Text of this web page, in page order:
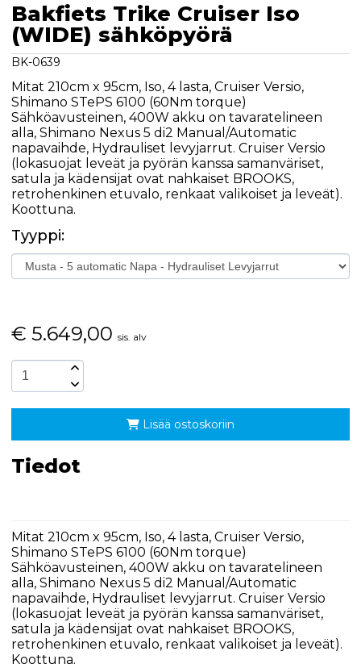
Bakfiets Trike Cruiser Iso
(WIDE) sähköpyörä
BK-0639
Mitat 210cm x 95cm, Iso, 4 lasta, Cruiser Versio,
Shimano STePS 6100 (60Nm torque)
Sähköavusteinen, 400W akku on tavaratelineen
alla, Shimano Nexus 5 di2 Manual/Automatic
napavaihde, Hydrauliset levyjarrut. Cruiser Versio
(lokasuojat leveät ja pyörän kanssa samanväriset,
satula ja kädensijat ovat nahkaiset BROOKS,
retrohenkinen etuvalo, renkaat valikoiset ja leveät).
Koottuna.
Tyyppi:
€ 5.649,00 sis. alv
Lisää ostoskoriin
Tiedot
Mitat 210cm x 95cm, Iso, 4 lasta, Cruiser Versio,
Shimano STePS 6100 (60Nm torque)
Sähköavusteinen, 400W akku on tavaratelineen
alla, Shimano Nexus 5 di2 Manual/Automatic
napavaihde, Hydrauliset levyjarrut. Cruiser Versio
(lokasuojat leveät ja pyörän kanssa samanväriset,
satula ja kädensijat ovat nahkaiset BROOKS,
retrohenkinen etuvalo, renkaat valikoiset ja leveät).
Koottuna.